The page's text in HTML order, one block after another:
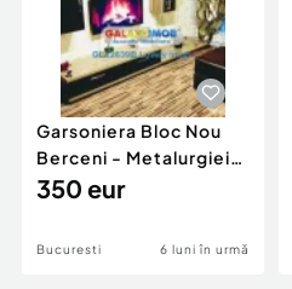
Garsoniera Bloc Nou
Berceni - Metalurgiei
Park - Postalionul
350 eur
Bucuresti 6 luni în urmă